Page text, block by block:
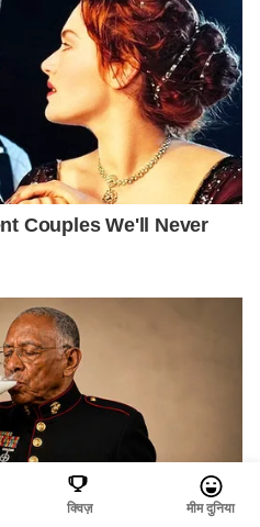
क्विज़ मीम दुनिया